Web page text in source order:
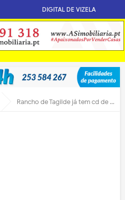
DIGITAL DE VIZELA
Rancho de Tagilde já tem cd de músicas gravado